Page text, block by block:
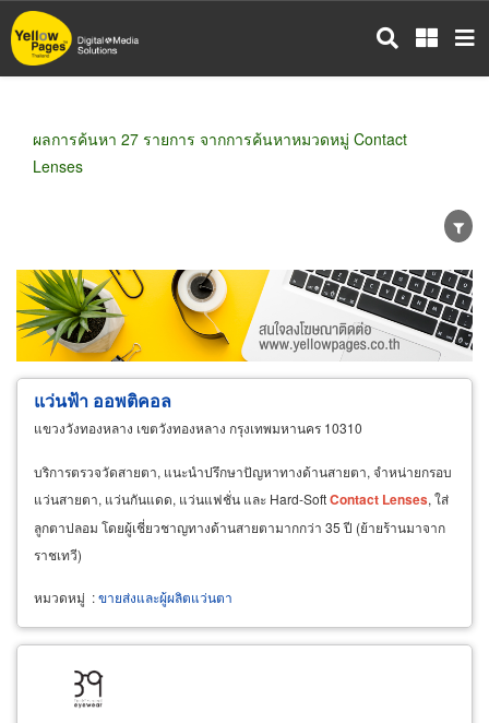
ข้าม
ไป
ผลการค้นหา 27 รายการ จากการค้นหาหมวดหมู่ Contact
Lenses
ขายส่ง ขายปลีก ผู้ผลิต
ตัวแทนจัดจำหน่าย
ผู้ส่งออก/นำเข้า
ธุรกิจบริการ
แว่นฟ้า ออพติคอล
แขวงวังทองหลาง เขตวังทองหลาง กรุงเทพมหานคร 10310
บริการตรวจวัดสายตา, แนะนำปรึกษาปัญหาทางด้านสายตา, จำหน่ายกรอบ
แว่นสายตา, แว่นกันแดด, แว่นแฟชั่น และ Hard-SoftContact Lenses, ใส่
ลูกตาปลอม โดยผู้เชี่ยวชาญทางด้านสายตามากกว่า 35 ปี (ย้ายร้านมาจาก
ราชเทวี)
หมวดหมู่ :ขายส่งและผู้ผลิตแว่นตา